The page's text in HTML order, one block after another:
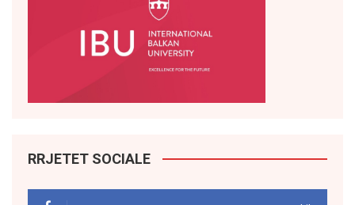
RRJETET SOCIALE